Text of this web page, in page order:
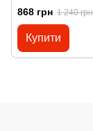
868 грн 1 240 грн
Купити